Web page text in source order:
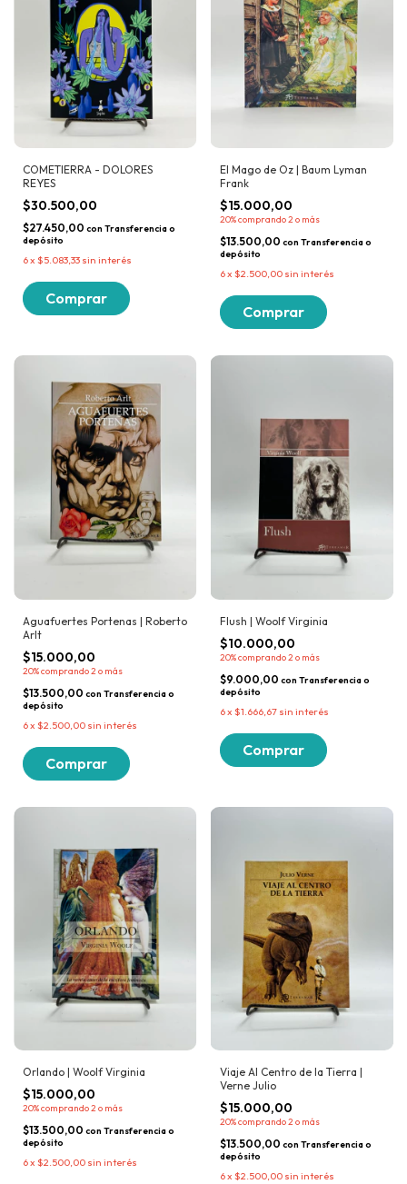
COMETIERRA - DOLORES
REYES
$30.500,00
$27.450,00 con Transferencia o
depósito
6x $5.083,33 sin interés
El Mago de Oz | Baum Lyman
Frank
$15.000,00
20%comprando 2 o más
$13.500,00 con Transferencia o
depósito
6x $2.500,00 sin interés
Aguafuertes Portenas | Roberto
Arlt
$15.000,00
20%comprando 2 o más
$13.500,00 con Transferencia o
depósito
6x $2.500,00 sin interés
Flush | Woolf Virginia
$10.000,00
20%comprando 2 o más
$9.000,00 con Transferencia o
depósito
6x $1.666,67 sin interés
Orlando | Woolf Virginia
$15.000,00
20%comprando 2 o más
$13.500,00 con Transferencia o
depósito
6x $2.500,00 sin interés
Viaje Al Centro de la Tierra |
Verne Julio
$15.000,00
20%comprando 2 o más
$13.500,00 con Transferencia o
depósito
6x $2.500,00 sin interés